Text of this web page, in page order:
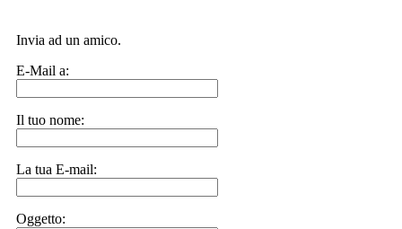
Invia ad un amico.
E-Mail a:
Il tuo nome:
La tua E-mail:
Oggetto: